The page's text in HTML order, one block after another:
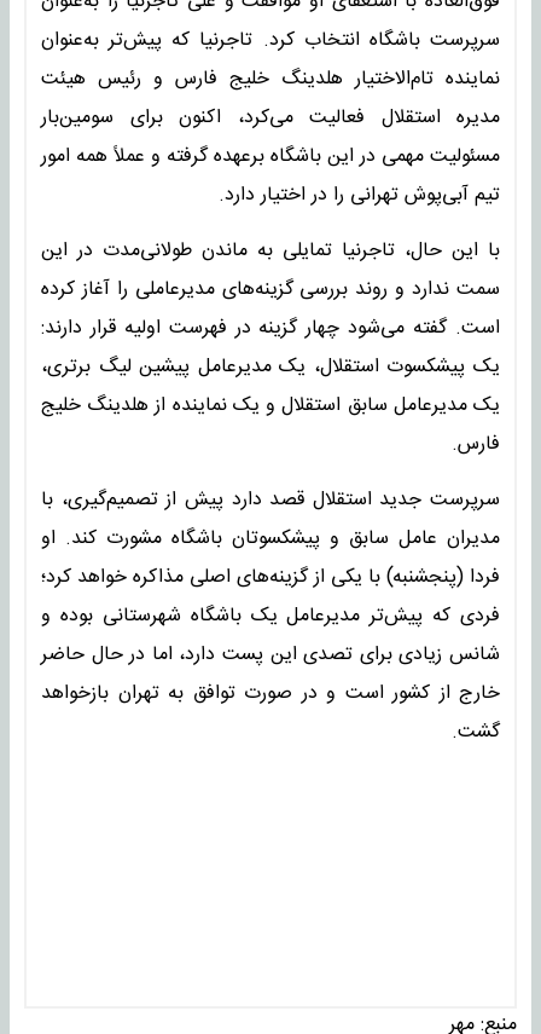
سرپرست باشگاه انتخاب کرد. تاجرنیا که پیش‌تر به‌عنوان
نماینده تام‌الاختیار هلدینگ خلیج فارس و رئیس هیئت
مدیره استقلال فعالیت می‌کرد، اکنون برای سومین‌بار
مسئولیت مهمی در این باشگاه برعهده گرفته و عملاً همه امور
تیم آبی‌پوش تهرانی را در اختیار دارد.
با این حال، تاجرنیا تمایلی به ماندن طولانی‌مدت در این
سمت ندارد و روند بررسی گزینه‌های مدیرعاملی را آغاز کرده
است. گفته می‌شود چهار گزینه در فهرست اولیه قرار دارند:
یک پیشکسوت استقلال، یک مدیرعامل پیشین لیگ برتری،
یک مدیرعامل سابق استقلال و یک نماینده از هلدینگ خلیج
فارس.
سرپرست جدید استقلال قصد دارد پیش از تصمیم‌گیری، با
مدیران عامل سابق و پیشکسوتان باشگاه مشورت کند. او
فردا (پنجشنبه) با یکی از گزینه‌های اصلی مذاکره خواهد کرد؛
فردی که پیش‌تر مدیرعامل یک باشگاه شهرستانی بوده و
شانس زیادی برای تصدی این پست دارد، اما در حال حاضر
خارج از کشور است و در صورت توافق به تهران بازخواهد
گشت.
منبع:مهر